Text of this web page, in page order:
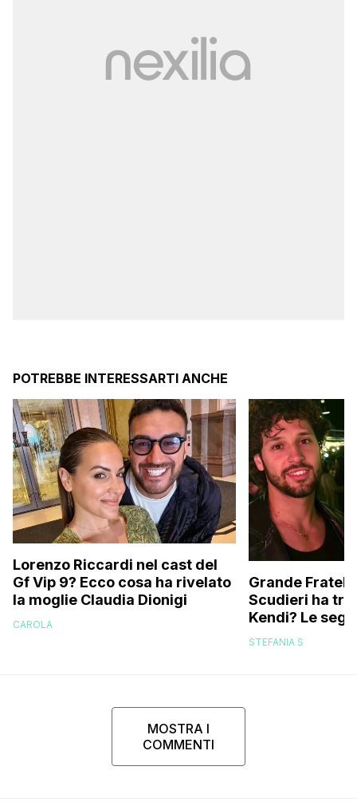
POTREBBE INTERESSARTI ANCHE
Lorenzo Riccardi nel cast del
Gf Vip 9? Ecco cosa ha rivelato
la moglie Claudia Dionigi
CAROLA
Grande
Scudieri ha
Kendi? Le
replica dell’ex
STEFANIA S
MOSTRA I
COMMENTI